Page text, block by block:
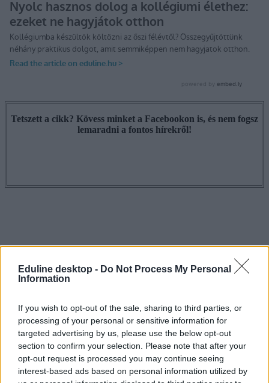
Eduline desktop - Do Not Process My Personal
Information
If you wish to opt-out of the sale, sharing to third parties, or
processing of your personal or sensitive information for
targeted advertising by us, please use the below opt-out
section to confirm your selection. Please note that after your
opt-out request is processed you may continue seeing
interest-based ads based on personal information utilized by
Tetszett a cikk? Kövess minket a Facebookon is, és nem fogsz
lemaradni a fontos hírekről!